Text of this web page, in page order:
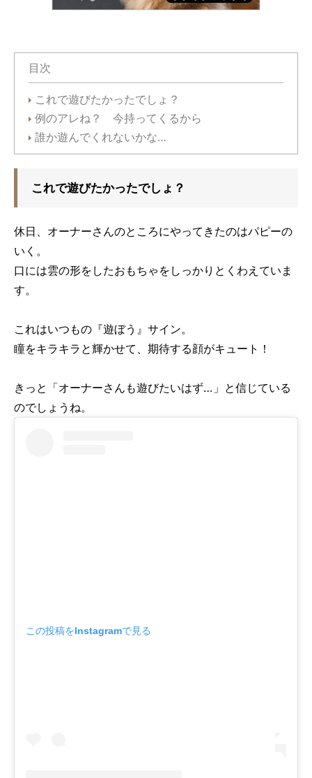
目次
これで遊びたかったでしょ？
例のアレね？ 今持ってくるから
誰か遊んでくれないかな…
これで遊びたかったでしょ？
休日、オーナーさんのところにやってきたのはパピーの
いく。
口には雲の形をしたおもちゃをしっかりとくわえていま
す。
これはいつもの『遊ぼう』サイン。
瞳をキラキラと輝かせて、期待する顔がキュート！
きっと「オーナーさんも遊びたいはず…」と信じている
のでしょうね。
この投稿をInstagramで見る